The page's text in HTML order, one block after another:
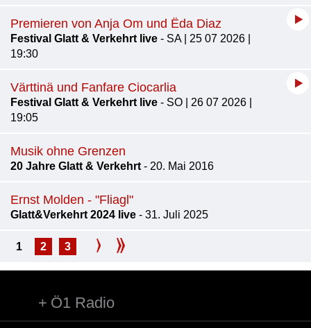
Premieren von Anja Om und Ëda Diaz
Festival Glatt & Verkehrt live - SA | 25 07 2026 |
19:30
Värttinä und Fanfare Ciocarlia
Festival Glatt & Verkehrt live - SO | 26 07 2026 |
19:05
Musik ohne Grenzen
20 Jahre Glatt & Verkehrt - 20. Mai 2016
Ernst Molden - "Fliagl"
Glatt&Verkehrt 2024 live - 31. Juli 2025
1 2 3
Ö1 Radio